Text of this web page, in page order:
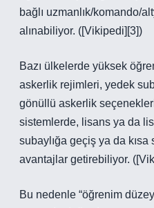
bağlı uzmanlık/komando/
alınabiliyor. ([Vikipedi][3])
Bazı ülkelerde yüksek
askerlik rejimleri, yedek
gönüllü askerlik
sistemlerde, lisans ya da
subaylığa geçiş ya da
avantajlar getirebiliyor.
Bu nedenle “öğrenim